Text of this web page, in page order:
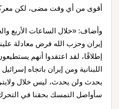
أقوى من أي وقت مضى، لكن
وأضاف: «خلال الساعات الأربع
إيران وحزب الله فرض معادلة
إطلاقًا، لقد اعتقدوا أنهم
اللبنانية ومن إيران باتجاه
يحدث ولن يحدث، ليس خلال
سأواصل التمسك بحقنا في